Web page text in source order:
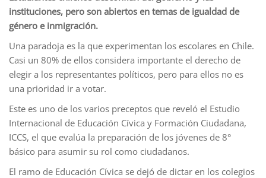
instituciones, pero son abiertos en temas de igualdad de
género e inmigración.
Una paradoja es la que experimentan los escolares en Chile.
Casi un 80% de ellos considera importante el derecho de
elegir a los representantes políticos, pero para ellos no es
una prioridad ir a votar.
Este es uno de los varios preceptos que reveló el Estudio
Internacional de Educación Cívica y Formación Ciudadana,
ICCS, el que evalúa la preparación de los jóvenes de 8°
básico para asumir su rol como ciudadanos.
El ramo de Educación Cívica se dejó de dictar en los colegios